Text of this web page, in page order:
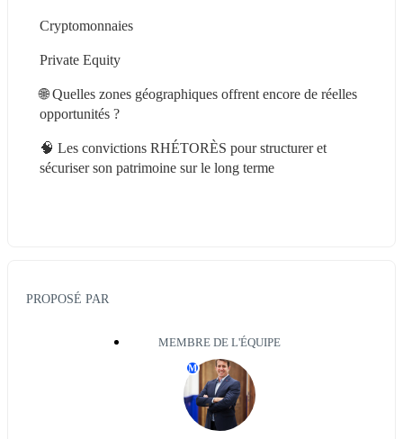
Cryptomonnaies
Private Equity
🌐 Quelles zones géographiques offrent encore de réelles
opportunités ?
🧠 Les convictions RHÉTORÈS pour structurer et
sécuriser son patrimoine sur le long terme
PROPOSÉ PAR
MEMBRE DE L'ÉQUIPE
M